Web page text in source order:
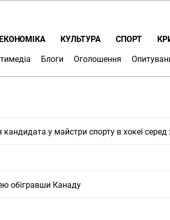
ЕКОНОМІКА КУЛЬТУРА СПОРТ
Блоги Оголошення
у майстри спорту в хокеї серед
обігравши Канаду